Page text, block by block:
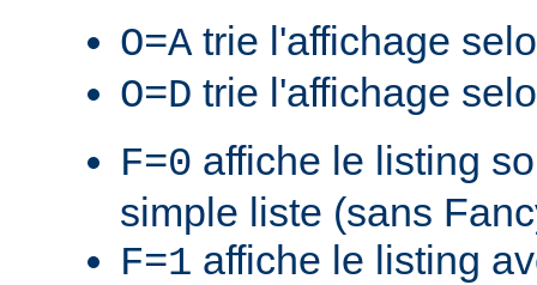
O=A trie l'affichage
O=D trie l'affichage
F=0 affiche le listing
simple liste (sans
F=1 affiche le listing